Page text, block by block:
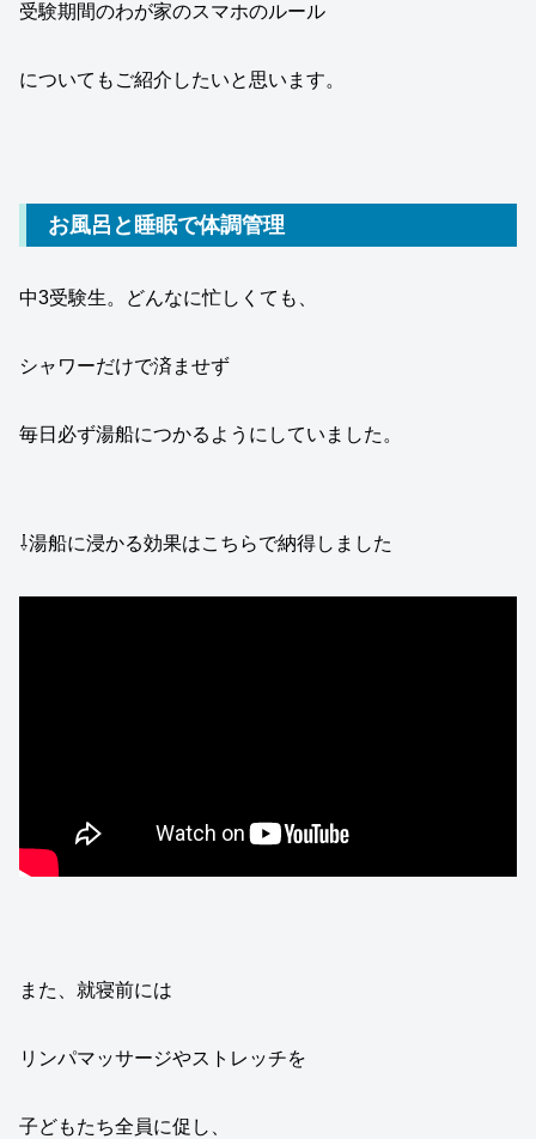
受験期間のわが家のスマホのルール
についてもご紹介したいと思います。
お風呂と睡眠で体調管理
中3受験生。どんなに忙しくても、
シャワーだけで済ませず
毎日必ず湯船につかるようにしていました。
⇩湯船に浸かる効果はこちらで納得しました
また、就寝前には
リンパマッサージやストレッチを
子どもたち全員に促し、